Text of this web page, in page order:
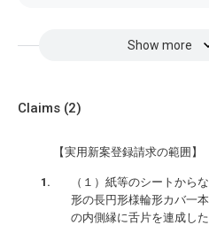
Show more
Claims (2)
【実用新案登録請求の範囲】
（１）紙等のシートから
形の長円形様輪形カバ一
の内側縁に舌片を連成し